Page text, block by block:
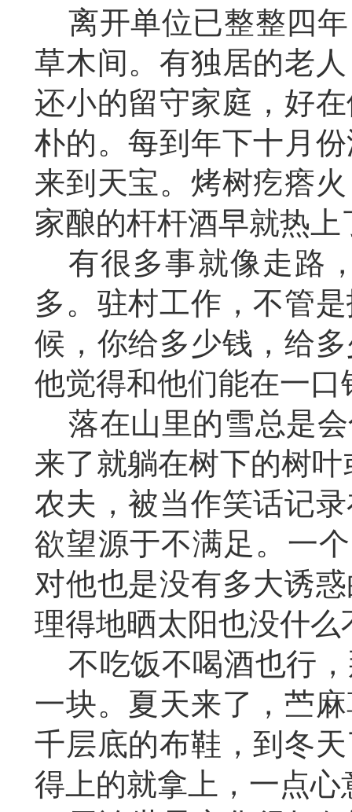
离开单位已整整四
草木间。有独居的老
还小的留守家庭，好
朴的。每到年下十月
来到天宝。烤树疙瘩
家酿的杆杆酒早就热上
有很多事就像走路
多。驻村工作，不管
候，你给多少钱，给
他觉得和他们能在一
落在山里的雪总是
来了就躺在树下的树
农夫，被当作笑话记
欲望源于不满足。一
对他也是没有多大诱
理得地晒太阳也没什么
不吃饭不喝酒也行
一块。夏天来了，苎
千层底的布鞋，到冬
得上的就拿上，一点心